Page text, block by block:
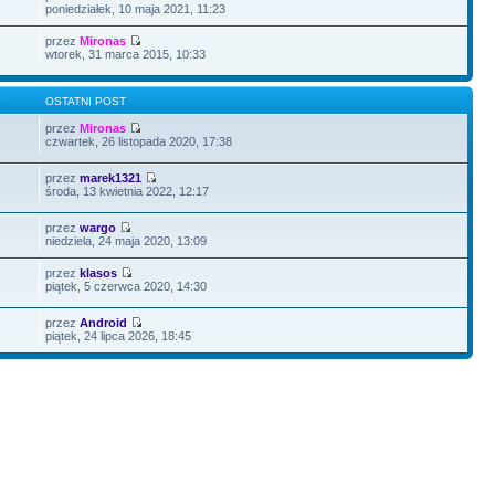
poniedziałek, 10 maja 2021, 11:23
przezMironas
wtorek, 31 marca 2015, 10:33
OSTATNI POST
przezMironas
czwartek, 26 listopada 2020, 17:38
przezmarek1321
środa, 13 kwietnia 2022, 12:17
przezwargo
niedziela, 24 maja 2020, 13:09
przezklasos
piątek, 5 czerwca 2020, 14:30
przezAndroid
piątek, 24 lipca 2026, 18:45